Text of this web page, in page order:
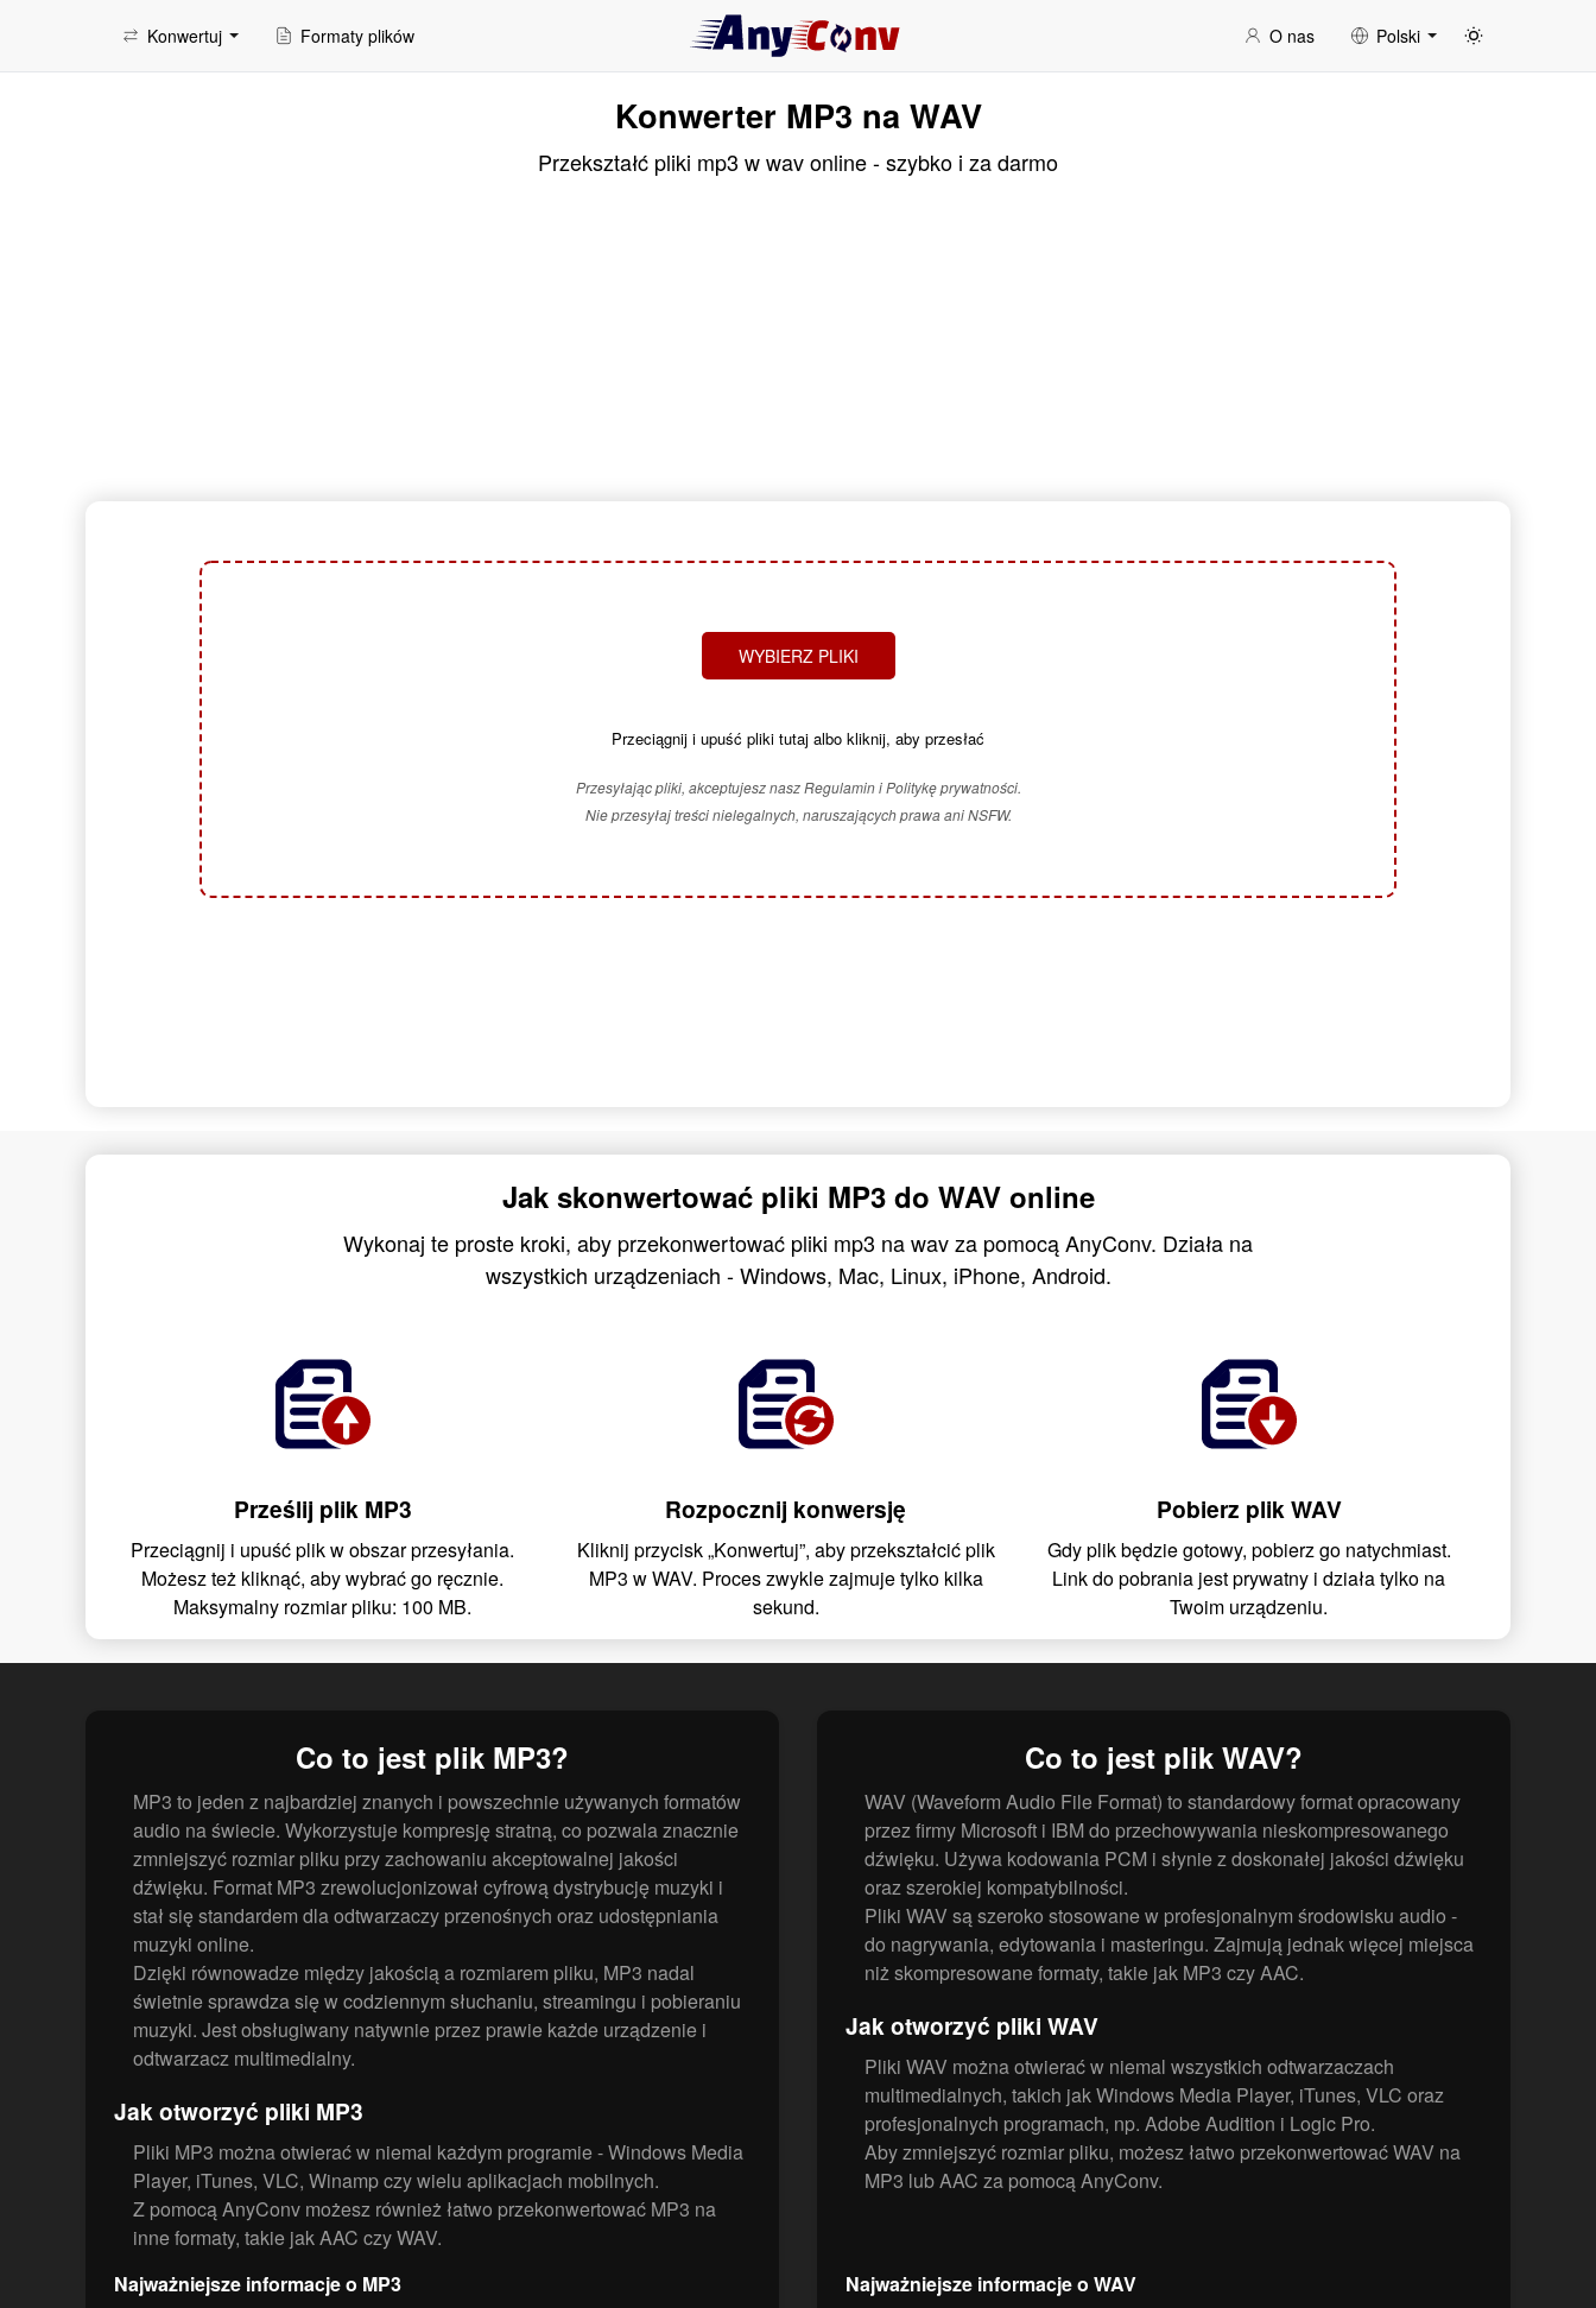
Konwertuj Formaty plików O nas Polski
Konwerter MP3 na WAV
Przekształć pliki mp3 w wav online - szybko i za darmo
WYBIERZ PLIKI
Przeciągnij i upuść pliki tutaj albo kliknij, aby przesłać
Przesyłając pliki, akceptujesz nasz Regulamin i Politykę prywatności.
Nie przesyłaj treści nielegalnych, naruszających prawa ani NSFW.
Jak skonwertować pliki MP3 do WAV online
Wykonaj te proste kroki, aby przekonwertować pliki mp3 na wav za pomocą AnyConv. Działa na
wszystkich urządzeniach - Windows, Mac, Linux, iPhone, Android.
Prześlij plik MP3
Przeciągnij i upuść plik w obszar przesyłania.
Możesz też kliknąć, aby wybrać go ręcznie.
Maksymalny rozmiar pliku: 100 MB.
Rozpocznij konwersję
Kliknij przycisk „Konwertuj”, aby przekształcić plik
MP3 w WAV. Proces zwykle zajmuje tylko kilka
sekund.
Pobierz plik WAV
Gdy plik będzie gotowy, pobierz go natychmiast.
Link do pobrania jest prywatny i działa tylko na
Twoim urządzeniu.
Co to jest plik MP3?
MP3 to jeden z najbardziej znanych i powszechnie używanych formatów
audio na świecie. Wykorzystuje kompresję stratną, co pozwala znacznie
zmniejszyć rozmiar pliku przy zachowaniu akceptowalnej jakości
dźwięku. Format MP3 zrewolucjonizował cyfrową dystrybucję muzyki i
stał się standardem dla odtwarzaczy przenośnych oraz udostępniania
muzyki online.
Dzięki równowadze między jakością a rozmiarem pliku, MP3 nadal
świetnie sprawdza się w codziennym słuchaniu, streamingu i pobieraniu
muzyki. Jest obsługiwany natywnie przez prawie każde urządzenie i
odtwarzacz multimedialny.
Jak otworzyć pliki MP3
Pliki MP3 można otwierać w niemal każdym programie - Windows Media
Player, iTunes, VLC, Winamp czy wielu aplikacjach mobilnych.
Z pomocą AnyConv możesz również łatwo przekonwertować MP3 na
inne formaty, takie jak AAC czy WAV.
Najważniejsze informacje o MP3
Co to jest plik WAV?
WAV (Waveform Audio File Format) to standardowy format opracowany
przez firmy Microsoft i IBM do przechowywania nieskompresowanego
dźwięku. Używa kodowania PCM i słynie z doskonałej jakości dźwięku
oraz szerokiej kompatybilności.
Pliki WAV są szeroko stosowane w profesjonalnym środowisku audio -
do nagrywania, edytowania i masteringu. Zajmują jednak więcej miejsca
niż skompresowane formaty, takie jak MP3 czy AAC.
Jak otworzyć pliki WAV
Pliki WAV można otwierać w niemal wszystkich odtwarzaczach
multimedialnych, takich jak Windows Media Player, iTunes, VLC oraz
profesjonalnych programach, np. Adobe Audition i Logic Pro.
Aby zmniejszyć rozmiar pliku, możesz łatwo przekonwertować WAV na
MP3 lub AAC za pomocą AnyConv.
Najważniejsze informacje o WAV